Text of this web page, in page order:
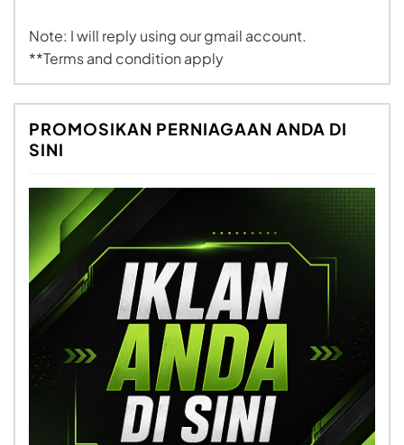
Note: I will reply using our gmail account.
**Terms and condition apply
PROMOSIKAN PERNIAGAAN ANDA DI
SINI